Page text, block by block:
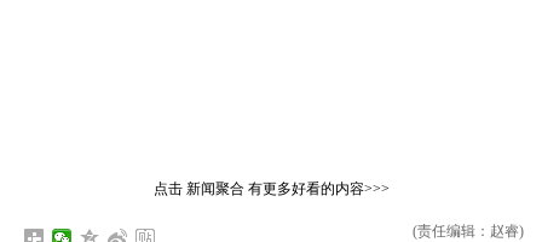
点击 新闻聚合有更多好看的内容>>>
(责任编辑：赵睿)